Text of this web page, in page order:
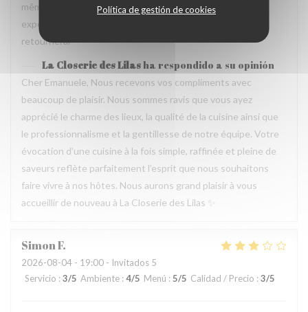
Política de gestión de cookies
même temps, avec goût. Location charmante, pour un
experience que merece de retourner plusieur fois. Je
retournerai
La Closerie des Lilas ha respondido a su opinión
Cher Emanuele, Nous recevons vos compliments avec
beaucoup de plaisir. Nous sommes ravis que vous ayez
apprécié le charme des lieux, la qualité de la cuisine ainsi que
le professionnalisme et la gentillesse de notre équipe. Votre
évocation d’une cuisine à la fois simple, raffinée et pleine de
saveurs reflète parfaitement l’esprit que nous souhaitons
faire vivre à nos hôtes. Nous aurons grand plaisir à vous
accueillir de nouveau à La Closerie des Lilas ✨
SimonF
2026-08-04 - 19:00 - Invitados 5
Servicio : 3/5 Ambiente : 4/5 Menú : 5/5 Calidad / Precio : 3/5